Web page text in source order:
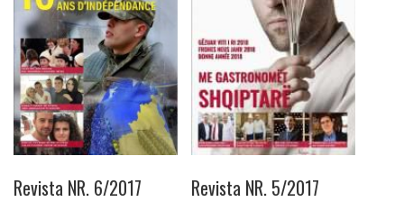
Revista NR. 6/2017 Revista NR. 5/2017